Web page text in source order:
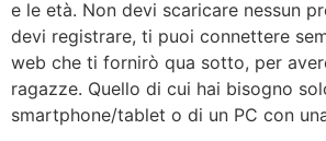
e le età. Non devi scaricare nessun
devi registrare, ti puoi connettere
web che ti fornirò qua sotto, per
ragazze. Quello di cui hai bisogno
smartphone/tablet o di un PC con